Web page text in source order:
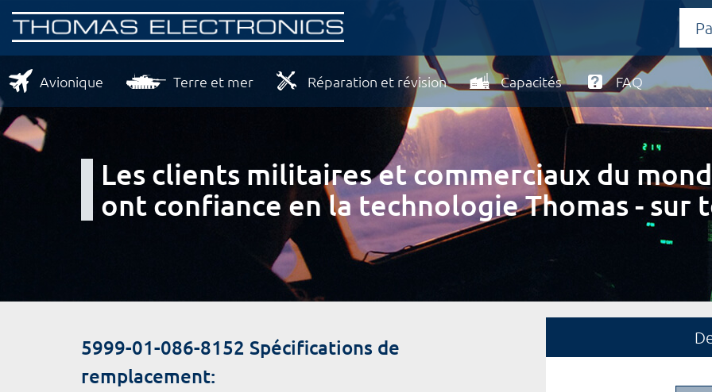
Avionique Terre et mer Réparation et révision Capacités FAQ
Les clients militaires et commerciaux du
ont confiance en la technologie Thomas - sur
5999-01-086-8152 Spécifications de
remplacement: